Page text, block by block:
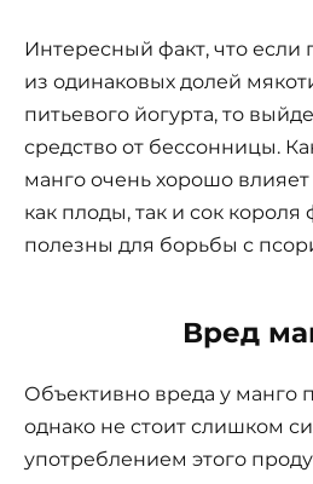
Интересный факт, что если
из одинаковых долей
питьевого йогурта, то
средство от бессонницы.
манго очень хорошо
как плоды, так и сок короля
полезны для борьбы с
Вред
Объективно вреда у манго
однако не стоит слишком
употреблением этого